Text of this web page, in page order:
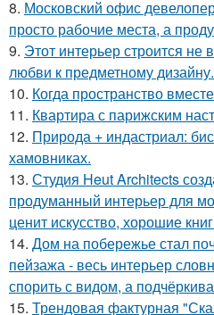
8. Московский офис
просто рабочие места, а
9. Этот интерьер строится не
любви к предметному дизайну.
10. Когда пространство
11. Квартира с парижским
12. Природа + индастриал:
хамовниках.
13. Студия Heut Architects
продуманный интерьер для
ценит искусство, хорошие
14. Дом на побережье стал
пейзажа - весь интерьер
спорить с видом, а
15. Трендовая фактурная